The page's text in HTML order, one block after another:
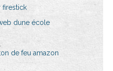
firestick
dune école
de feu amazon